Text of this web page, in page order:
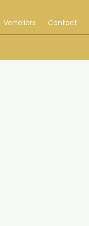
Vertellers Contact